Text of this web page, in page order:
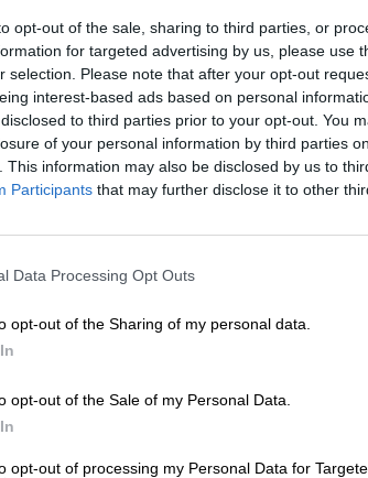
opt-out of the sale, sharing to third parties, or
for targeted advertising by us, please use
selection. Please note that after your opt-out
interest-based ads based on personal
to third parties prior to your opt-out. You
of your personal information by third parties
This information may also be disclosed by us to
Participants that may further disclose it to other
Data Processing Opt Outs
opt-out of the Sharing of my personal data.
opt-out of the Sale of my Personal Data.
opt-out of processing my Personal Data for
* Prijzen zijn inclusief wettelijke BTW. Plus
* Prijzen zijn inclusief accijns
Omschrijving Info
Nadat wijn lange tijd de kroon van
met lekker eten gepaard ging, heeft
gevestigd in de haute cuisine. Chefs
samengestelde biercreaties en
Een uitstekende combinatie met
kappertjes, mierikswortelcrème en
Maryensztadt. De alcoholvrije
en brengt een symfonie van